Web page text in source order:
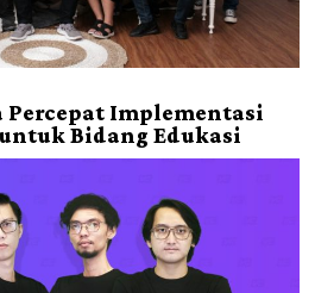
Implementasi
Bidang Edukasi